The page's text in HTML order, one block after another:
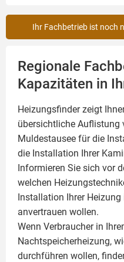
Ihr Fachbetrieb ist noch
Regionale
Kapazitäten in
Heizungsfinder zeigt
übersichtliche Auflistung
Muldestausee für die
die Installation Ihrer
Informieren Sie sich vor
welchen
Installation Ihrer
anvertrauen wollen.
Wenn Verbraucher in
Nachtspeicherheizung,
durchführen wollen,